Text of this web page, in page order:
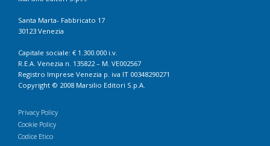
Santa Marta- Fabbricato 17
30123 Venezia
Capitale sociale: € 1.300.000 i.v.
R.E.A. Venezia n. 135822 – M. VE002567
Registro Imprese Venezia p. iva IT 00348290271
Copyright © 2008 Marsilio Editori S.p.A.
Privacy Policy
Cookie Policy
Codice Etico